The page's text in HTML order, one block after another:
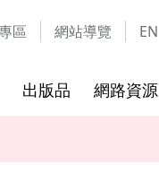
區 網站導覽 EN
出版品 網路資源